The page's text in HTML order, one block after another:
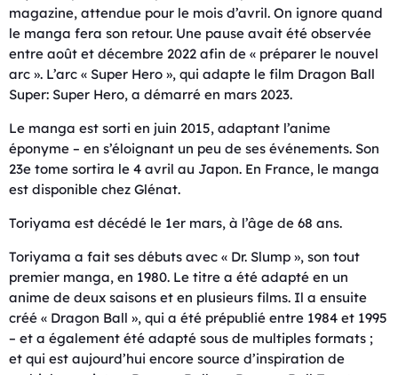
magazine, attendue pour le mois d’avril. On ignore quand
le manga fera son retour. Une pause avait été observée
entre août et décembre 2022 afin de « préparer le nouvel
arc ». L’arc « Super Hero », qui adapte le film Dragon Ball
Super: Super Hero, a démarré en mars 2023.
Le manga est sorti en juin 2015, adaptant l’anime
éponyme – en s’éloignant un peu de ses événements. Son
23e tome sortira le 4 avril au Japon. En France, le manga
est disponible chez Glénat.
Toriyama est décédé le 1er mars, à l’âge de 68 ans.
Toriyama a fait ses débuts avec « Dr. Slump », son tout
premier manga, en 1980. Le titre a été adapté en un
anime de deux saisons et en plusieurs films. Il a ensuite
créé « Dragon Ball », qui a été prépublié entre 1984 et 1995
– et a également été adapté sous de multiples formats ;
et qui est aujourd’hui encore source d’inspiration de